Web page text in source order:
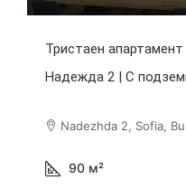
Тристаен
Надежда 2 | С
Nadezhda 2, Sofia,
90 м²